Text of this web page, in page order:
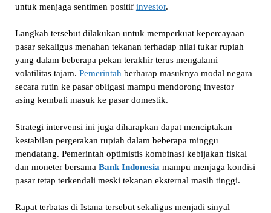
untuk menjaga sentimen positif investor.
Langkah tersebut dilakukan untuk memperkuat kepercayaan
pasar sekaligus menahan tekanan terhadap nilai tukar rupiah
yang dalam beberapa pekan terakhir terus mengalami
volatilitas tajam. Pemerintah berharap masuknya modal negara
secara rutin ke pasar obligasi mampu mendorong investor
asing kembali masuk ke pasar domestik.
Strategi intervensi ini juga diharapkan dapat menciptakan
kestabilan pergerakan rupiah dalam beberapa minggu
mendatang. Pemerintah optimistis kombinasi kebijakan fiskal
dan moneter bersama Bank Indonesia mampu menjaga kondisi
pasar tetap terkendali meski tekanan eksternal masih tinggi.
Rapat terbatas di Istana tersebut sekaligus menjadi sinyal